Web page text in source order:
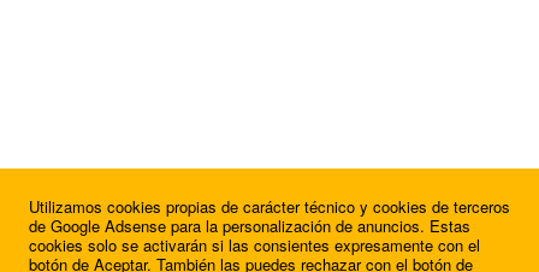
Utilizamos cookies propias de carácter técnico y cookies de terceros
de Google Adsense para la personalización de anuncios. Estas
cookies solo se activarán si las consientes expresamente con el
botón de Aceptar. También las puedes rechazar con el botón de